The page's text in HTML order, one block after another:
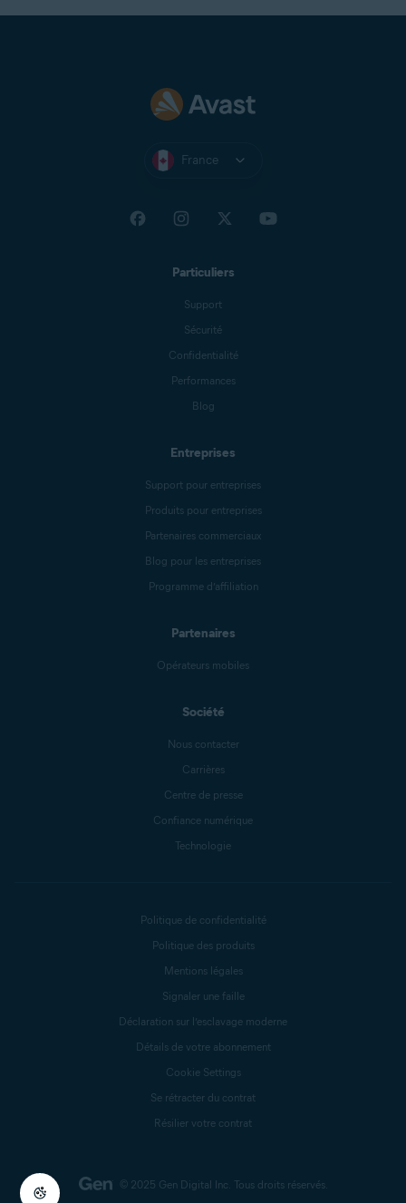
France
Particuliers
Support
Sécurité
Confidentialité
Performances
Blog
Entreprises
Support pour entreprises
Produits pour entreprises
Partenaires commerciaux
Blog pour les entreprises
Programme d’affiliation
Partenaires
Opérateurs mobiles
Société
Nous contacter
Carrières
Centre de presse
Confiance numérique
Technologie
© 2025 Gen Digital Inc. Tous droits réservés.
Politique de confidentialité
Politique des produits
Mentions légales
Signaler une faille
Déclaration sur l’esclavage moderne
Détails de votre abonnement
Cookie Settings
Se rétracter du contrat
Résilier votre contrat